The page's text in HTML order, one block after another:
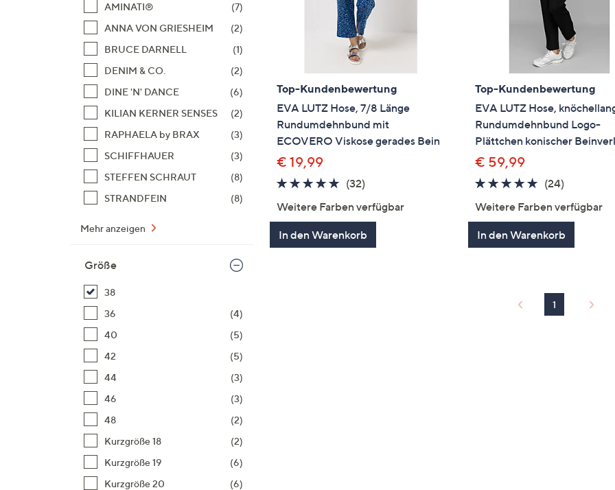
AMINATI®
(7)
ANNA VON GRIESHEIM
(2)
BRUCE DARNELL
(1)
DENIM & CO.
(2)
DINE 'N' DANCE
(6)
KILIAN KERNER SENSES
(2)
RAPHAELA by BRAX
(3)
SCHIFFHAUER
(3)
STEFFEN SCHRAUT
(8)
STRANDFEIN
(8)
Mehr anzeigen
Größe
38
36
(4)
40
(5)
42
(5)
44
(3)
46
(3)
48
(2)
Kurzgröße 18
(2)
Kurzgröße 19
(6)
Kurzgröße 20
(6)
Top-Kundenbewertung
EVA LUTZ Hose, 7/8 Länge
Rundumdehnbund mit
ECOVERO Viskose gerades Bein
€ 19,99
4.7
(32)32
Weitere Farben verfügbar
In den Warenkorb
Top-Kundenbewertung
EVA LUTZ Hose,
Rundumdehnbund Logo-
Plättchen konischer
€ 59,99
4.7
(24)
Weitere Farben verfügbar
In den Warenkorb
1